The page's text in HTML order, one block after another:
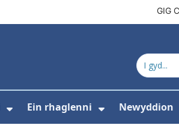
GIG
Ein rhaglenni Newyddion